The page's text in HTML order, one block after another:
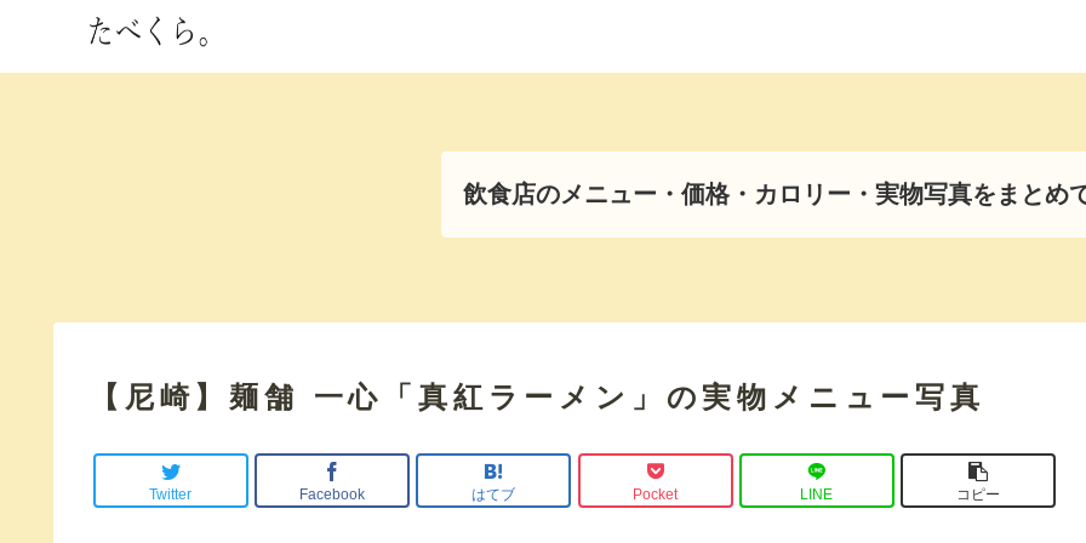
飲食店のメニュー・価格・カロリー・実物写真をまとめ
【尼崎】麺舗 一心「真紅ラーメン」の実物メニュー写真
Twitter Facebook はてブ Pocket LINE コピー